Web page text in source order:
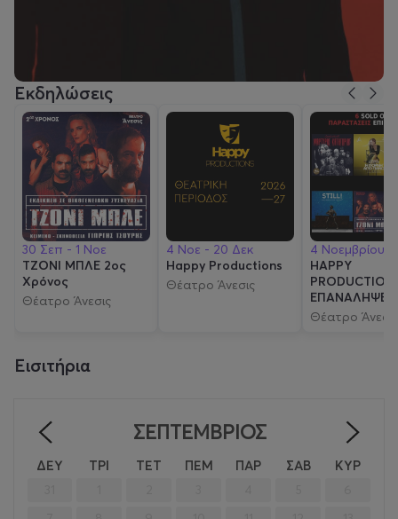
Εκδηλώσεις
30 Σεπ - 1 Νοε
ΤΖΟΝΙ ΜΠΛΕ 2ος
Χρόνος
Θέατρο Άνεσις
4 Νοε - 20 Δεκ
Happy Productions
Θέατρο Άνεσις
4 Νοεμβρίου
HAPPY
ΕΠΑΝΑΛΗΨΕΙΣ
Θέατρο Άνεσις
Εισιτήρια
ΣΕΠΤΈΜΒΡΙΟΣ
ΔΕΥ ΤΡΙ ΤΕΤ ΠΕΜ ΠΑΡ ΣΑΒ ΚΥΡ